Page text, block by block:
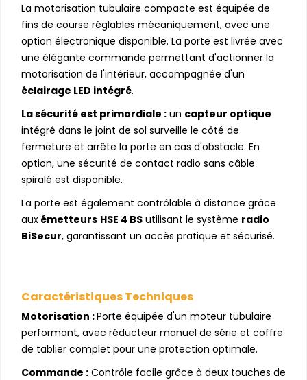
La motorisation tubulaire compacte est équipée de
fins de course réglables mécaniquement, avec une
option électronique disponible. La porte est livrée avec
une élégante commande permettant d'actionner la
motorisation de l'intérieur, accompagnée d'un
éclairage LED intégré.
La sécurité est primordiale : un capteur optique
intégré dans le joint de sol surveille le côté de
fermeture et arrête la porte en cas d'obstacle. En
option, une sécurité de contact radio sans câble
spiralé est disponible.
La porte est également contrôlable à distance grâce
aux émetteurs HSE 4 BS utilisant le système radio
BiSecur, garantissant un accès pratique et sécurisé.
Caractéristiques Techniques
Motorisation :Porte équipée d'un moteur tubulaire
performant, avec réducteur manuel de série et coffre
de tablier complet pour une protection optimale.
Commande : Contrôle facile grâce à deux touches de